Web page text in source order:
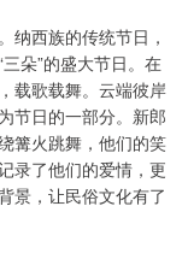
纳西族的传统节日，
朵”的盛大节日。在
载歌载舞。云端彼岸
节日的一部分。新郎
篝火跳舞，他们的笑
录了他们的爱情，更
景，让民俗文化有了